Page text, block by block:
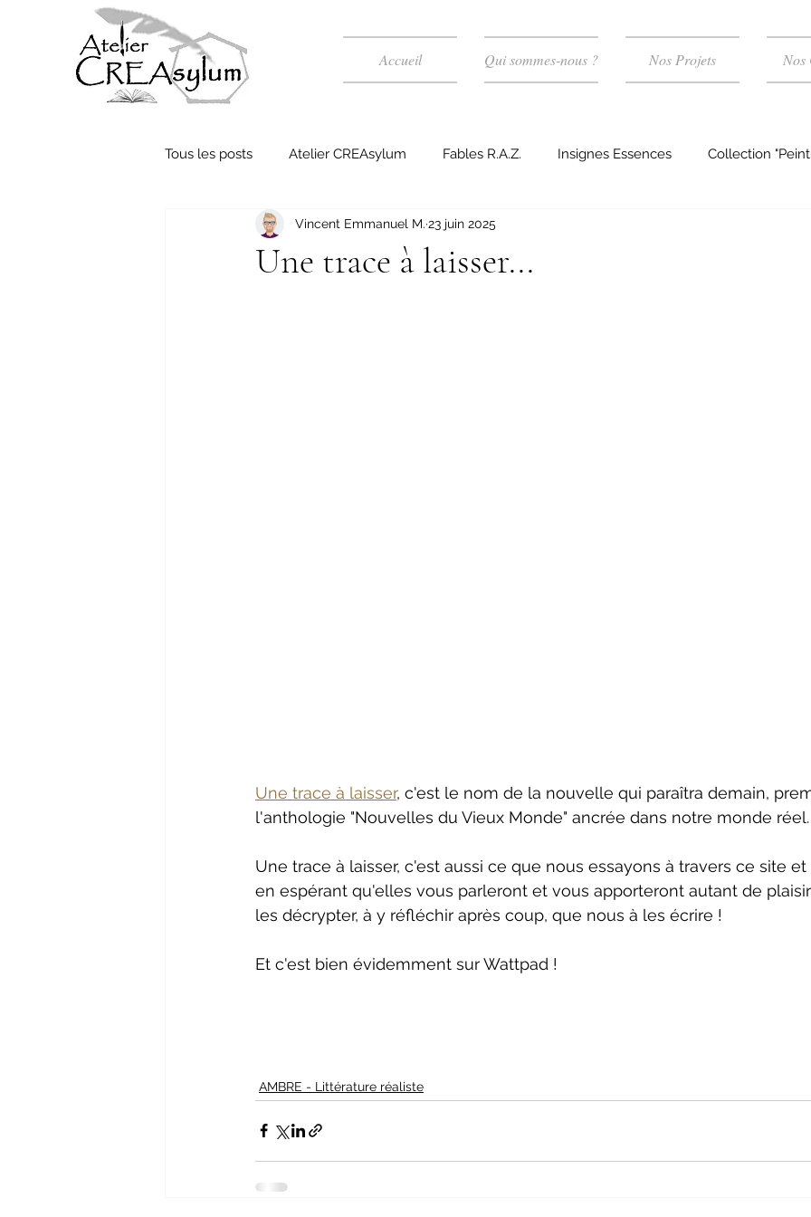
Accueil Qui sommes-nous ? Nos Projets Nos
Tous les posts Atelier CREAsylum Fables R.A.Z. Insignes Essences Collection
Collection "Art numérique" OBSIDIENNE - Univers policier
Une trace à laisser...
Vincent Emmanuel M. 23 juin 2025
Une trace à laisser, c'est le nom de la nouvelle qui paraîtra demain,
l'anthologie "Nouvelles du Vieux Monde" ancrée dans notre monde réel.
Une trace à laisser, c'est aussi ce que nous essayons à travers ce site
en espérant qu'elles vous parleront et vous apporteront autant de
les décrypter, à y réfléchir après coup, que nous à les écrire !
Et c'est bien évidemment sur Wattpad !
AMBRE - Littérature réaliste